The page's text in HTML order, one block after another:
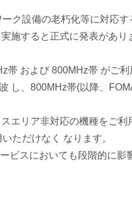
ク設備の老朽化等に対応
施すると正式に発表があり
帯 および 800MHz帯 がご
し、800MHz帯(以降、
エリア非対応の機種をご利
ただけなく なります。
ビスにおいても段階的に影